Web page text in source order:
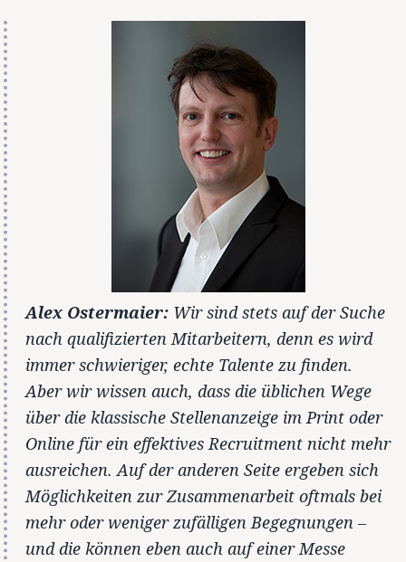
Alex Ostermaier: Wir sind stets auf der Suche
nach qualifizierten Mitarbeitern, denn es wird
immer schwieriger, echte Talente zu finden.
Aber wir wissen auch, dass die üblichen Wege
über die klassische Stellenanzeige im Print oder
Online für ein effektives Recruitment nicht mehr
ausreichen. Auf der anderen Seite ergeben sich
Möglichkeiten zur Zusammenarbeit oftmals bei
mehr oder weniger zufälligen Begegnungen –
und die können eben auch auf einer Messe